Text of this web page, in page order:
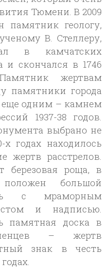
Тюмени. В 2009
памятник геологу,
В. Стеллеру,
в камчатских
и скончался в 1746
жертвам
памятники города
еще одним – камнем
1937-38 годов.
выбрано не
х годах находилось
жертв расстрелов.
березовая роща, в
большой
с мраморным
и надписью.
памятная доска в
– жертв
знак в честь